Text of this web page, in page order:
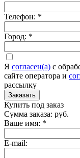
Телефон: *
Город: *
Я согласен(а) c
сайте оператора и
рассылку
Заказать
Купить под заказ
Сумма заказа: руб.
Ваше имя: *
E-mail: